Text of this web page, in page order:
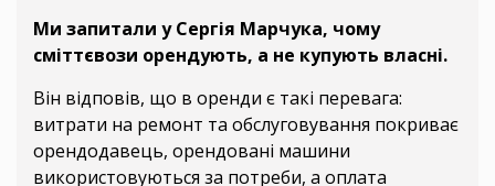
Ми запитали у Сергія Марчука, чому
сміттєвози орендують, а не купують власні.
Він відповів, що в оренди є такі перевага:
витрати на ремонт та обслуговування покриває
орендодавець, орендовані машини
використовуються за потреби, а оплата